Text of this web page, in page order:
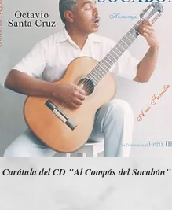
Carátula del CD "Al Compás del Socabón"